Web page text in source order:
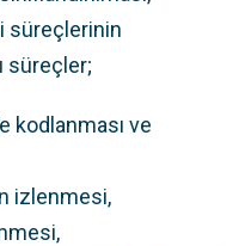
süreçlerinin
süreçler;
kodlanması ve
izlenmesi,